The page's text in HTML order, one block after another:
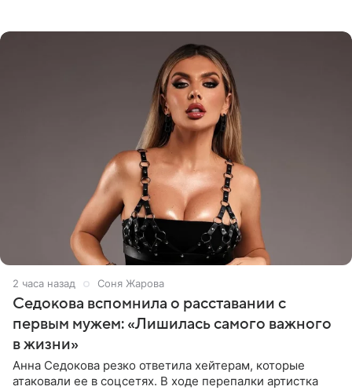
2 часа назад Соня Жарова
Седокова вспомнила о расставании с
первым мужем: «Лишилась самого важного
в жизни»
Анна Седокова резко ответила хейтерам, которые
атаковали ее в соцсетях. В ходе перепалки артистка